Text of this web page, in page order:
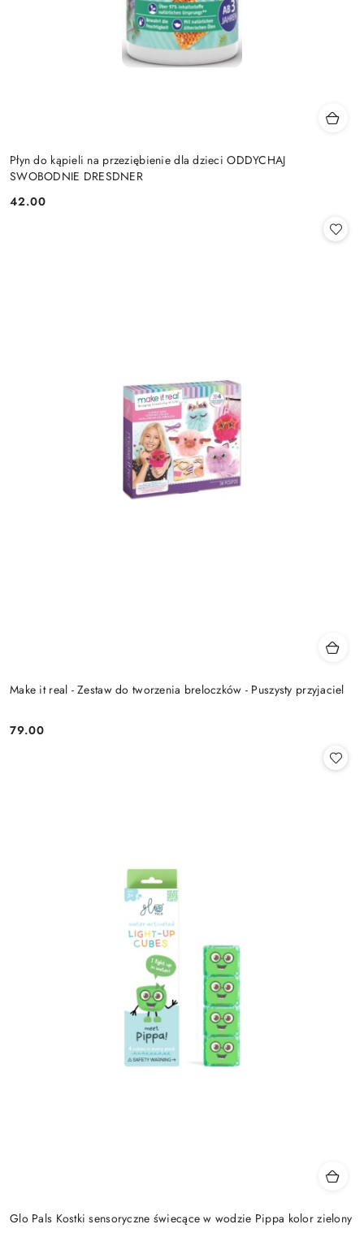
Płyn do kąpieli na przeziębienie dla dzieci ODDYCHAJ
SWOBODNIE DRESDNER
Cena:
42.00
Make it real - Zestaw do tworzenia breloczków - Puszysty przyjaciel
Cena:
79.00
Glo Pals Kostki sensoryczne świecące w wodzie Pippa kolor zielony